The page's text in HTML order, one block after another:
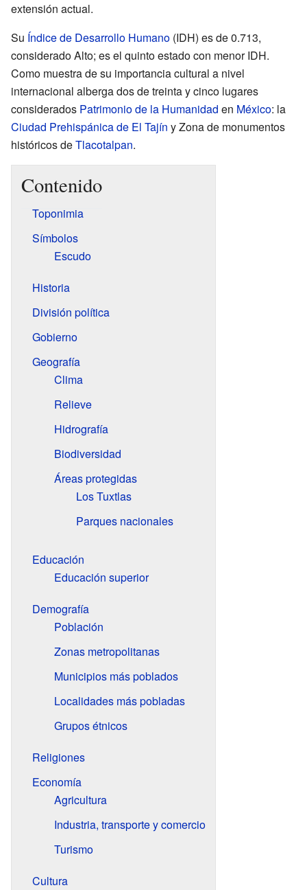
extensión actual.
Su Índice de Desarrollo Humano (IDH) es de 0.713,
considerado Alto; es el quinto estado con menor IDH.
Como muestra de su importancia cultural a nivel
internacional alberga dos de treinta y cinco lugares
considerados Patrimonio de la Humanidad en México: la
Ciudad Prehispánica de El Tajín y Zona de monumentos
históricos deTlacotalpan.
Contenido
Toponimia
Símbolos
Escudo
Historia
División política
Gobierno
Geografía
Clima
Relieve
Hidrografía
Biodiversidad
Áreas protegidas
Los Tuxtlas
Parques nacionales
Educación
Educación superior
Demografía
Población
Zonas metropolitanas
Municipios más poblados
Localidades más pobladas
Grupos étnicos
Religiones
Economía
Agricultura
Industria, transporte y comercio
Turismo
Cultura